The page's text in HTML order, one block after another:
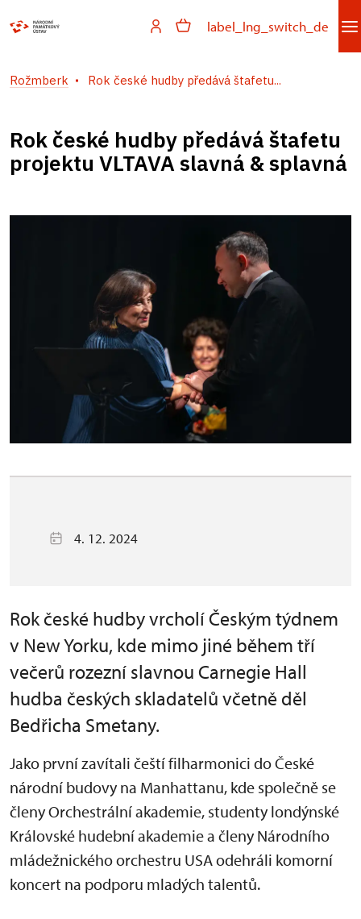
label_lng_switch_de
Rožmberk Rok české hudby předává štafetu...
Rok české hudby předává štafetu
projektu VLTAVA slavná & splavná
4. 12. 2024
Rok české hudby vrcholí Českým týdnem
v New Yorku, kde mimo jiné během tří
večerů rozezní slavnou Carnegie Hall
hudba českých skladatelů včetně děl
Bedřicha Smetany.
Jako první zavítali čeští filharmonici do České
národní budovy na Manhattanu, kde společně se
členy Orchestrální akademie, studenty londýnské
Královské hudební akademie a členy Národního
mládežnického orchestru USA odehráli komorní
koncert na podporu mladých talentů.